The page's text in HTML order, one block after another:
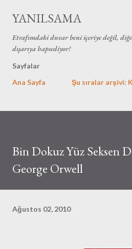
YANILSAMA
Etrafımdaki duvar beni içeriye değil,
dışarıya hapsediyor!
Sayfalar
Ana Sayfa
Şu sıralar arşivi:
Bin Dokuz Yüz Seksen
George Orwell
Ağustos 02, 2010